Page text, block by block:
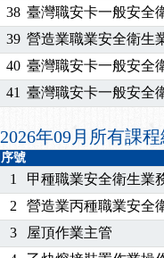
訓測驗
2025/01/15【線上課程】
2026/07/15【免費研習】
2026/07/08 【中心公告
2026/05/06【產業人才投
2026/04/24【製程安全
2025/11/11【中心公告】
2025/11/10【中心公告】
2025/10/30 【進修課程】
2025/08/20【進修課程】
2025/08/12 【中心公告
2025/07/06【中心公告】
38 臺灣職安卡一般安全
39 營造業職業安全衛生
40 臺灣職安卡一般安全
41 臺灣職安卡一般安全
2026年09月所有課
序號
1 甲種職業安全衛生業
2 營造業丙種職業安全
3 屋頂作業主管